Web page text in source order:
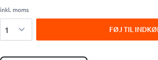
inkl. moms
FØJ TIL